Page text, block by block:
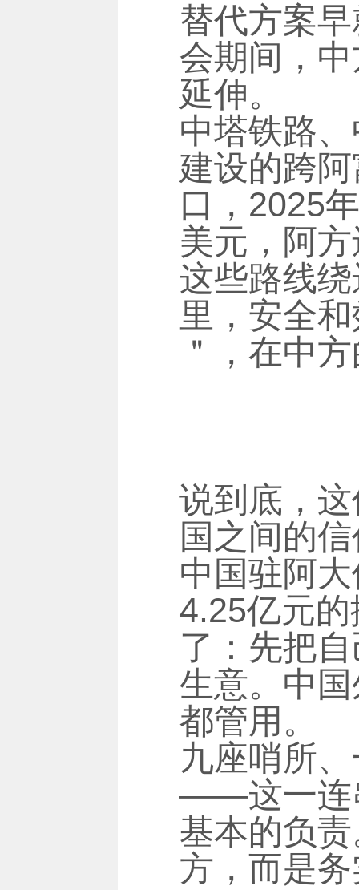
替代方案
会期间，
延伸。
中塔铁路
建设的跨
口，2025
美元，阿
这些路线
里，安全
＂，在中
说到底，
国之间的
中国驻阿
4.25亿元
了：先把
生意。中
都管用。
九座哨所
——这一连
基本的负
方，而是